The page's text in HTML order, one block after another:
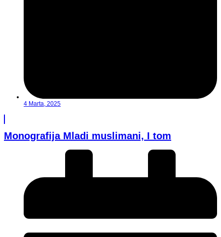
4 Marta, 2025
Monografija Mladi muslimani, I tom